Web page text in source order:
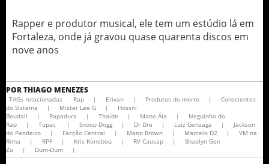
Rapper e produtor musical, ele tem um estúdio lá em
Fortaleza, onde já gravou quase quarenta discos em
nove anos
PORTHIAGO MENEZES
TAGs relacionadas Rap | Erivan | Produtos do morro |
Conscientes
do Sistema
| Mister Lee G |
Hossni
Boudali
| Rapadura | Thaíde | Mano Ála |
Neguinho do
Rap
| Tupac | Snoop Dogg | Dr Dre | Luiz Gonzaga |
Jackson
do Pandeiro
| Facção Central | Mano Brown | Marcelo D2 |
VM na
Rima
| RPF | Kris Konebou | RV Causap |
Shaolyn Gen
Zu
| Dum-Dum |